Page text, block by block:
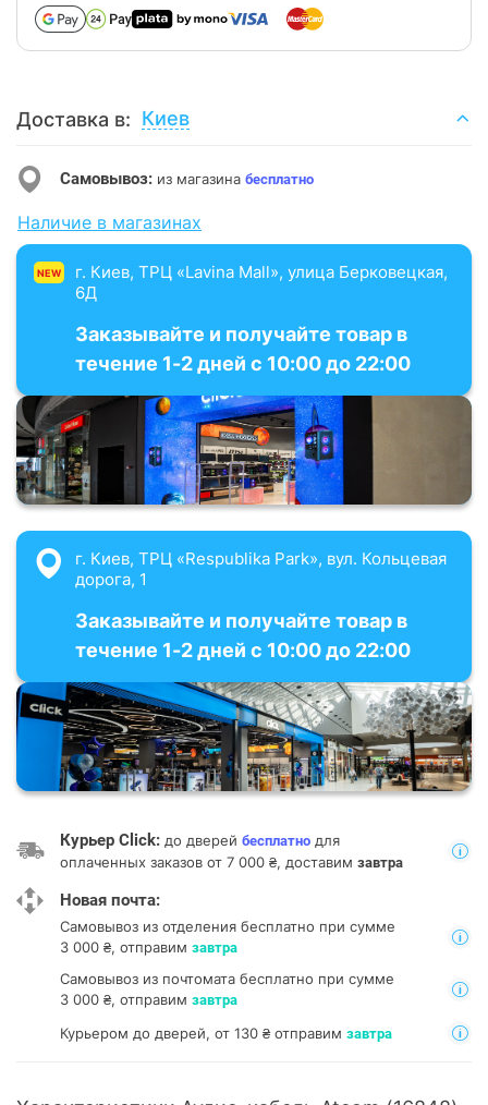
Доставка в: Киев
Самовывоз: из магазина бесплатно
Наличие в магазинах
NEW
г. Киев, ТРЦ «Lavina Mall», улица Берковецкая,
6Д
Заказывайте и получайте товар в
течение 1-2 дней с 10:00 до 22:00
г. Киев, ТРЦ «Respublika Park», вул. Кольцевая
дорога, 1
Заказывайте и получайте товар в
течение 1-2 дней с 10:00 до 22:00
Курьер Click: до дверей бесплатно для
оплаченных заказов от 7 000 ₴, доставим завтра
Новая почта:
Самовывоз из отделения бесплатно при сумме
3 000 ₴, отправим завтра
Самовывоз из почтомата бесплатно при сумме
3 000 ₴, отправим завтра
Курьером до дверей, от 130 ₴ отправим завтра